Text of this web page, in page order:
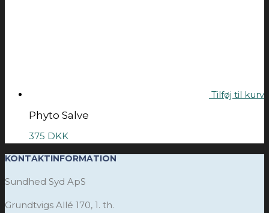
Tilføj til kurv
Phyto Salve
375 DKK
KONTAKTINFORMATION
Sundhed Syd ApS
Grundtvigs Allé 170, 1. th.